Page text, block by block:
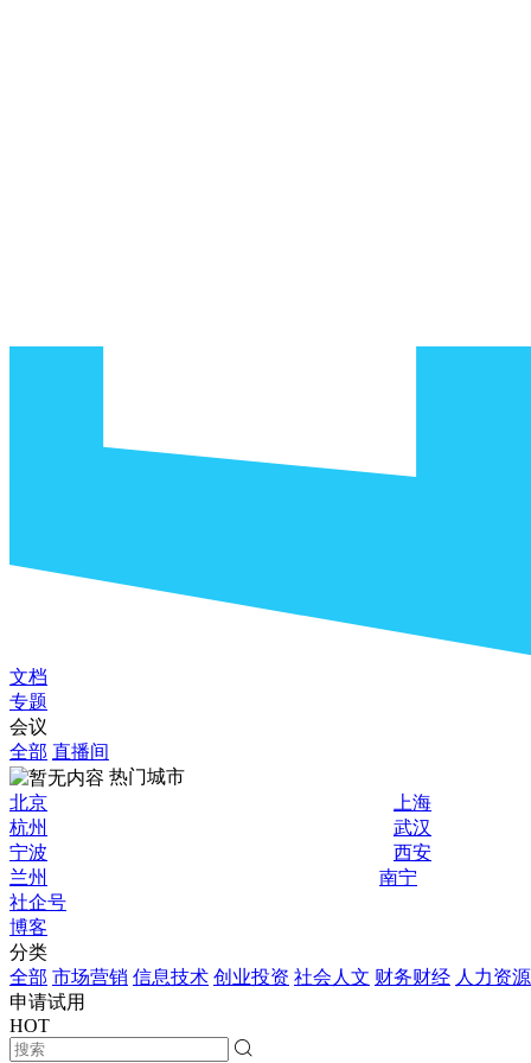
文档
专题
会议
全部 直播间
热门城市
北京
上海
杭州
武汉
宁波
西安
兰州
南宁
社企号
博客
分类
全部 市场营销 信息技术 创业投资 社会人文 财务财经 人力资源
申请试用
HOT